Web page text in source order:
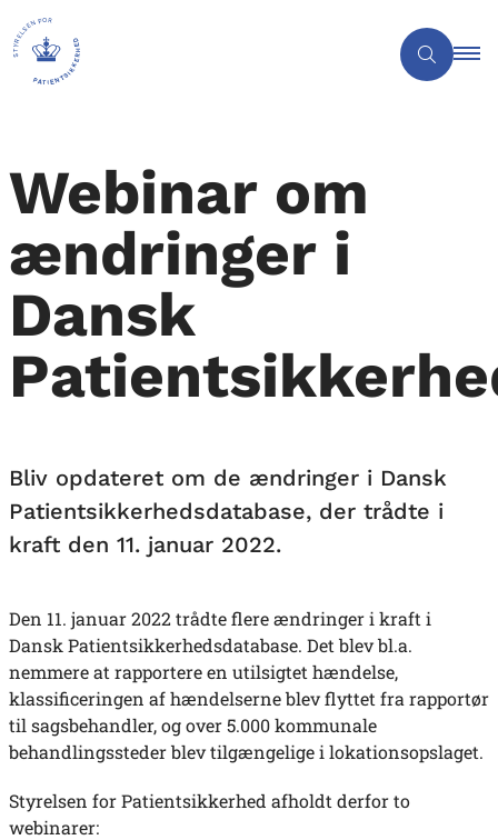
Webinar om
ændringer i
Dansk
Bliv opdateret om de ændringer i Dansk
Patientsikkerhedsdatabase, der trådte i
kraft den 11. januar 2022.
Den 11. januar 2022 trådte flere ændringer i kraft i
Dansk Patientsikkerhedsdatabase. Det blev bl.a.
nemmere at rapportere en utilsigtet hændelse,
klassificeringen af hændelserne blev flyttet fra rapportør
til sagsbehandler, og over 5.000 kommunale
behandlingssteder blev tilgængelige i lokationsopslaget.
Styrelsen for Patientsikkerhed afholdt derfor to
webinarer: